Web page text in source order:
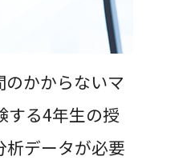
かからないマ
する4年生の授
データが必要